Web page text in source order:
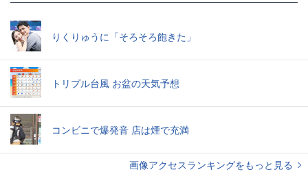
りくりゅうに「そろそろ飽きた」
トリプル台風 お盆の天気予想
コンビニで爆発音 店は煙で充満
画像アクセスランキングをもっと見る